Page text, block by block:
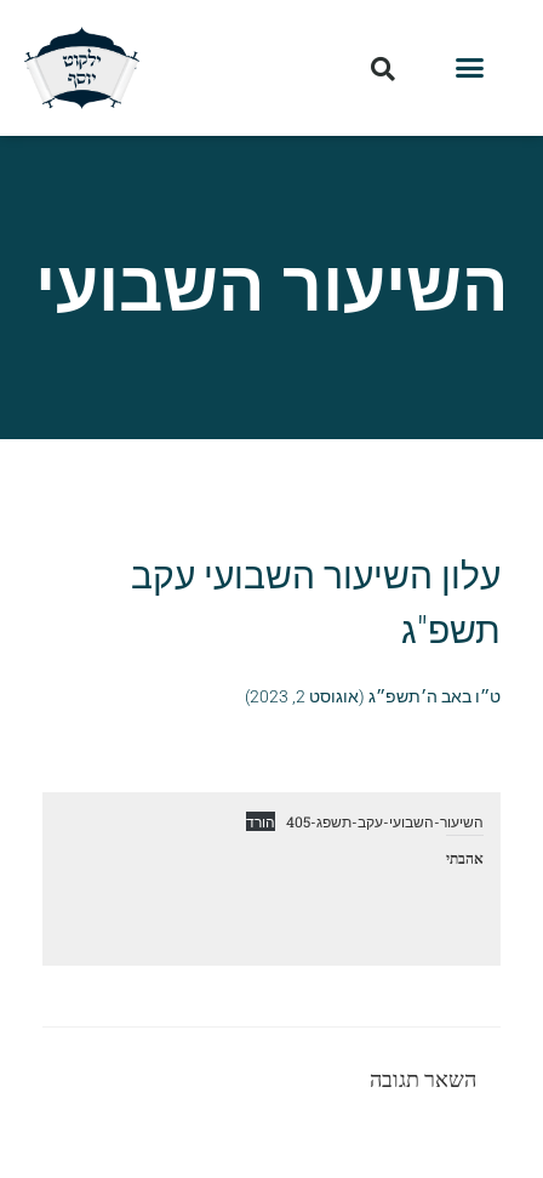
השיעור השבועי
עלון השיעור השבועי עקב
תשפ"ג
ט״ו באב ה׳תשפ״ג (אוגוסט 2, 2023)
השיעור-השבועי-עקב-תשפג-405 הורד
אהבתי
השאר תגובה